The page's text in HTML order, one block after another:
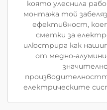
която улеснила
монтажа той
ефективност,
сметки за
илюстрира как
от медно-
електрическите